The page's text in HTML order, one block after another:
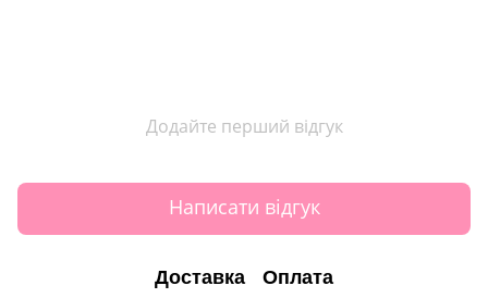
Додайте перший відгук
Написати відгук
Доставка Оплата